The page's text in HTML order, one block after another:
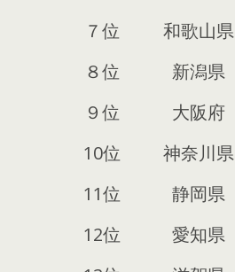
７位
和歌山県
８位
新潟県
９位
大阪府
10位
神奈川県
11位
静岡県
12位
愛知県